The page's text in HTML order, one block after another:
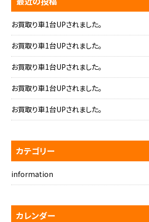
お買取り車1台UPされました。
お買取り車1台UPされました。
お買取り車1台UPされました。
お買取り車1台UPされました。
お買取り車1台UPされました。
カテゴリー
information
カレンダー